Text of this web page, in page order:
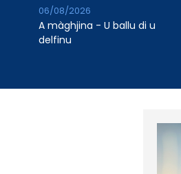
A màghjina - U ballu di u
delfinu
06/08/2026